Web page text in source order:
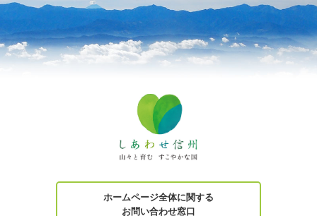
ホームページ全体に関する
お問い合わせ窓口